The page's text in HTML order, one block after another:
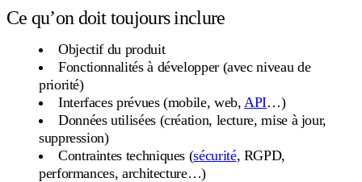
Ce qu’on doit toujours inclure
Objectif du produit
Fonctionnalités à développer (avec niveau de
priorité)
Interfaces prévues (mobile, web, API…)
Données utilisées (création, lecture, mise à jour,
suppression)
Contraintes techniques (sécurité, RGPD,
performances, architecture…)